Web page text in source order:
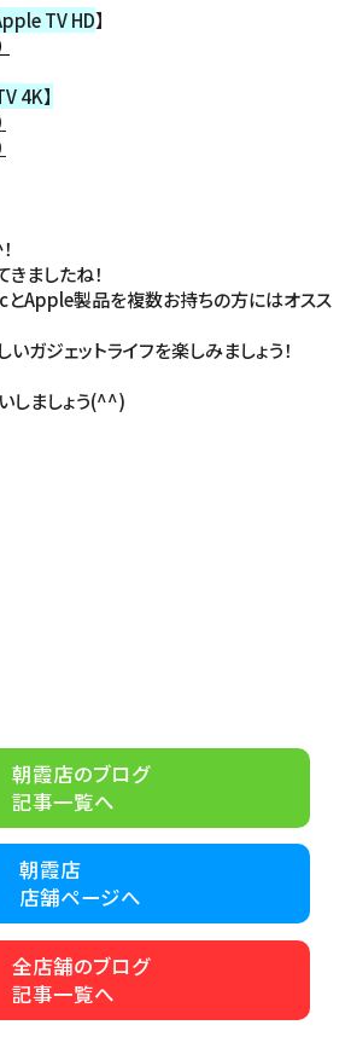
TV HD】
4K】
きましたね！
とApple製品を複数お持ちの方にはオスス
ガジェットライフを楽しみましょう！
しましょう(^^)
朝霞店のブログ
記事一覧へ
朝霞店
店舗ページへ
全店舗のブログ
記事一覧へ